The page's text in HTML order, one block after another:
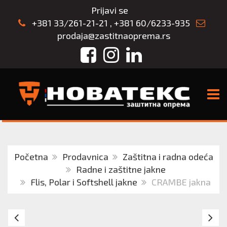
Prijavi se
+381 33/261-21-21 , +381 60/6233-935
prodaja@zastitnaoprema.rs
FacebookInstagram
LinkedIn
Početna Prodavnica
Zaštitna i radna odeća
Radne i zaštitne jakne
Flis, Polar i Softshell jakne
CRAMBE jakna
ASPEN